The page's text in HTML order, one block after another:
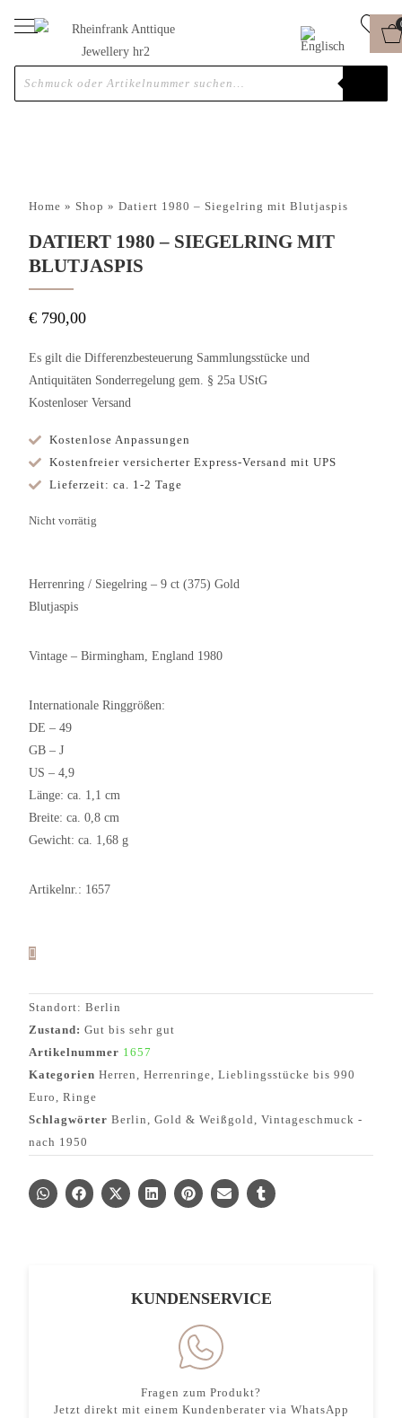
Home » Shop » Datiert 1980 – Siegelring mit Blutjaspis
DATIERT 1980 – SIEGELRING MIT
BLUTJASPIS
€ 790,00
Es gilt die Differenzbesteuerung Sammlungsstücke und
Antiquitäten Sonderregelung gem. § 25a UStG
Kostenloser Versand
Kostenlose Anpassungen
Kostenfreier versicherter Express-Versand mit UPS
Lieferzeit: ca. 1-2 Tage
Nicht vorrätig
Herrenring / Siegelring – 9 ct (375) Gold
Blutjaspis
Vintage – Birmingham, England 1980
Internationale Ringgrößen:
DE – 49
GB – J
US – 4,9
Länge: ca. 1,1 cm
Breite: ca. 0,8 cm
Gewicht: ca. 1,68 g
Artikelnr.: 1657
Standort: Berlin
Zustand: Gut bis sehr gut
Artikelnummer 1657
Kategorien Herren , Herrenringe, Lieblingsstücke bis 990
Euro , Ringe
Schlagwörter Berlin , Gold & Weißgold , Vintageschmuck -
nach 1950
KUNDENSERVICE
Fragen zum Produkt?
Jetzt direkt mit einem Kundenberater via WhatsApp